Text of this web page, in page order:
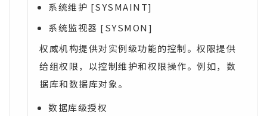
系统维护 [SYSMAINT]
系统监视器 [SYSMON]
权威机构提供对实例级功能的控制。权限提供
给组权限，以控制维护和权限操作。例如，数
据库和数据库对象。
数据库级授权